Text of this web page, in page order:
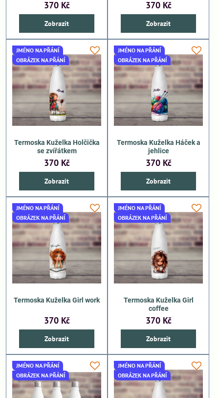
370 Kč
Zobrazit
370 Kč
Zobrazit
JMÉNO NA PŘÁNÍ
OBRÁZEK NA PŘÁNÍ
Termoska Kuželka Holčička
se zvířátkem
370 Kč
Zobrazit
JMÉNO NA PŘÁNÍ
OBRÁZEK NA PŘÁNÍ
Termoska Kuželka Háček a
jehlice
370 Kč
Zobrazit
JMÉNO NA PŘÁNÍ
OBRÁZEK NA PŘÁNÍ
Termoska Kuželka Girl work
370 Kč
Zobrazit
JMÉNO NA PŘÁNÍ
OBRÁZEK NA PŘÁNÍ
Termoska Kuželka Girl
coffee
370 Kč
Zobrazit
JMÉNO NA PŘÁNÍ
OBRÁZEK NA PŘÁNÍ
JMÉNO NA PŘÁNÍ
OBRÁZEK NA PŘÁNÍ